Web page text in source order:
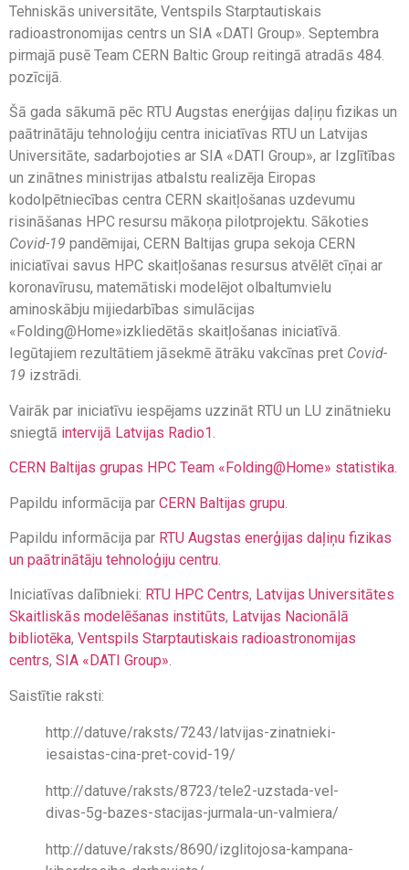
Tehniskās universitāte, Ventspils Starptautiskais
radioastronomijas centrs un SIA «DATI Group». Septembra
pirmajā pusē Team CERN Baltic Group reitingā atradās 484.
pozīcijā.
Šā gada sākumā pēc RTU Augstas enerģijas daļiņu fizikas un
paātrinātāju tehnoloģiju centra iniciatīvas RTU un Latvijas
Universitāte, sadarbojoties ar SIA «DATI Group», ar Izglītības
un zinātnes ministrijas atbalstu realizēja Eiropas
kodolpētniecības centra CERN skaitļošanas uzdevumu
risināšanas HPC resursu mākoņa pilotprojektu. Sākoties
Covid-19 pandēmijai, CERN Baltijas grupa sekoja CERN
iniciatīvai savus HPC skaitļošanas resursus atvēlēt cīņai ar
koronavīrusu, matemātiski modelējot olbaltumvielu
aminoskābju mijiedarbības simulācijas
«Folding@Home»izkliedētās skaitļošanas iniciatīvā.
Iegūtajiem rezultātiem jāsekmē ātrāku vakcīnas pret Covid-
19 izstrādi.
Vairāk par iniciatīvu iespējams uzzināt RTU un LU zinātnieku
sniegtā intervijā Latvijas Radio1.
CERN Baltijas grupas HPC Team «Folding@Home» statistika.
Papildu informācija par CERN Baltijas grupu
Papildu informācija par RTU Augstas enerģijas daļiņu fizikas
un paātrinātāju tehnoloģiju centru.
Iniciatīvas dalībnieki: RTU HPC Centrs, Latvijas Universitātes
Skaitliskās modelēšanas institūts, Latvijas Nacionālā
bibliotēka, Ventspils Starptautiskais radioastronomijas
centrs, SIA «DATI Group».
Saistītie raksti:
http://datuve/raksts/7243/latvijas-zinatnieki-
iesaistas-cina-pret-covid-19/
http://datuve/raksts/8723/tele2-uzstada-vel-
divas-5g-bazes-stacijas-jurmala-un-valmiera/
http://datuve/raksts/8690/izglitojosa-kampana-